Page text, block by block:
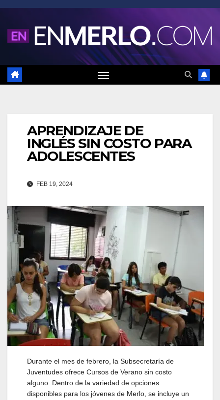
Saltar
contenido
APRENDIZAJE DE
INGLÉS SIN COSTO PARA
ADOLESCENTES
FEB 19, 2024
Durante el mes de febrero, la Subsecretaría de
Juventudes ofrece Cursos de Verano sin costo
alguno. Dentro de la variedad de opciones
disponibles para los jóvenes de Merlo, se incluye un